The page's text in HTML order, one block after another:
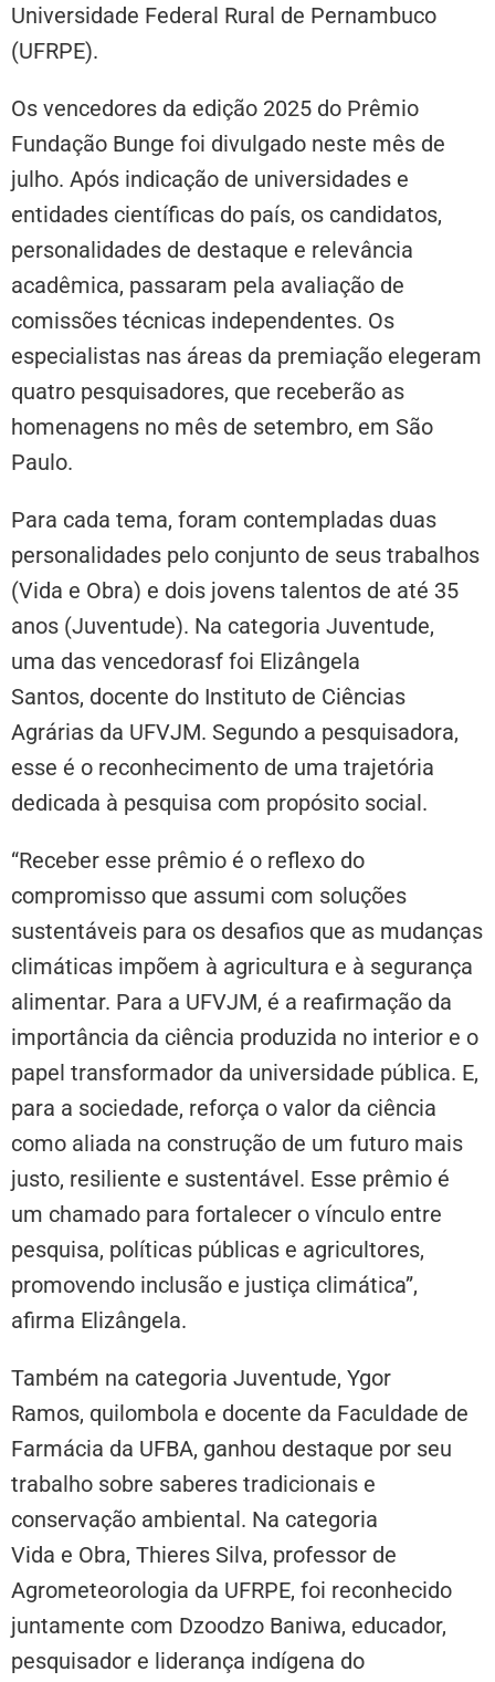
Universidade Federal Rural de Pernambuco
(UFRPE).
Os vencedores da edição 2025 do Prêmio
Fundação Bunge foi divulgado neste mês de
julho. Após indicação de universidades e
entidades científicas do país, os candidatos,
personalidades de destaque e relevância
acadêmica, passaram pela avaliação de
comissões técnicas independentes. Os
especialistas nas áreas da premiação elegeram
quatro pesquisadores, que receberão as
homenagens no mês de setembro, em São
Paulo.
Para cada tema, foram contempladas duas
personalidades pelo conjunto de seus trabalhos
(Vida e Obra) e dois jovens talentos de até 35
anos (Juventude). Na categoria Juventude,
uma das vencedorasf foi Elizângela
Santos, docente do Instituto de Ciências
Agrárias da UFVJM. Segundo a pesquisadora,
esse é o reconhecimento de uma trajetória
dedicada à pesquisa com propósito social.
“Receber esse prêmio é o reflexo do
compromisso que assumi com soluções
sustentáveis para os desafios que as mudanças
climáticas impõem à agricultura e à segurança
alimentar. Para a UFVJM, é a reafirmação da
importância da ciência produzida no interior e o
papel transformador da universidade pública. E,
para a sociedade, reforça o valor da ciência
como aliada na construção de um futuro mais
justo, resiliente e sustentável. Esse prêmio é
um chamado para fortalecer o vínculo entre
pesquisa, políticas públicas e agricultores,
promovendo inclusão e justiça climática”,
afirma Elizângela.
Também na categoria Juventude, Ygor
Ramos, quilombola e docente da Faculdade de
Farmácia da UFBA, ganhou destaque por seu
trabalho sobre saberes tradicionais e
conservação ambiental. Na categoria
Vida e Obra, Thieres Silva, professor de
Agrometeorologia da UFRPE, foi reconhecido
juntamente com Dzoodzo Baniwa, educador,
pesquisador e liderança indígena do